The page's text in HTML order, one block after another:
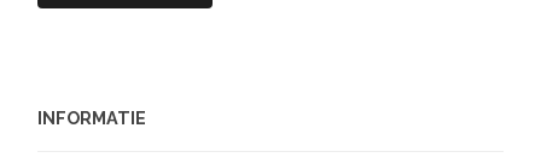
INFORMATIE